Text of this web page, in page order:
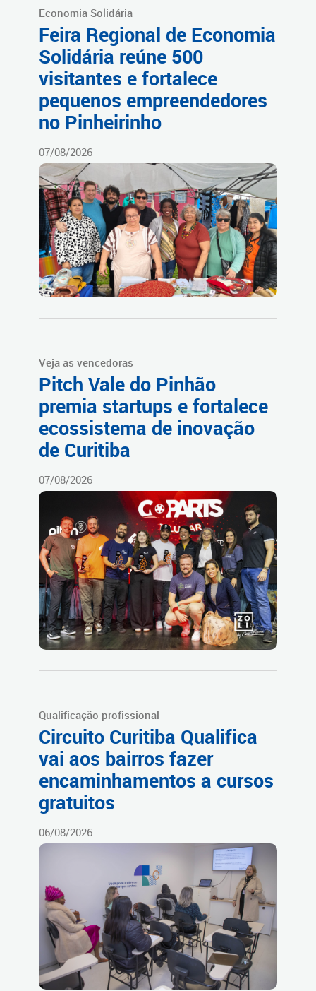
Economia Solidária
Feira Regional de Economia
Solidária reúne 500
visitantes e fortalece
pequenos empreendedores
no Pinheirinho
07/08/2026
Veja as vencedoras
Pitch Vale do Pinhão
premia startups e fortalece
ecossistema de inovação
de Curitiba
07/08/2026
Qualificação profissional
Circuito Curitiba Qualifica
vai aos bairros fazer
encaminhamentos a cursos
gratuitos
06/08/2026